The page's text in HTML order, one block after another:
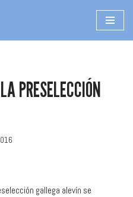
PRESELECCIÓN
gallega alevín se